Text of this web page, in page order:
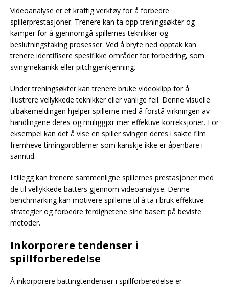
Videoanalyse er et kraftig verktøy for å forbedre
spillerprestasjoner. Trenere kan ta opp treningsøkter og
kamper for å gjennomgå spillernes teknikker og
beslutningstaking prosesser. Ved å bryte ned opptak kan
trenere identifisere spesifikke områder for forbedring, som
svingmekanikk eller pitchgjenkjenning.
Under treningsøkter kan trenere bruke videoklipp for å
illustrere vellykkede teknikker eller vanlige feil. Denne visuelle
tilbakemeldingen hjelper spillerne med å forstå virkningen av
handlingene deres og muliggjør mer effektive korreksjoner. For
eksempel kan det å vise en spiller svingen deres i sakte film
fremheve timingproblemer som kanskje ikke er åpenbare i
sanntid.
I tillegg kan trenere sammenligne spillernes prestasjoner med
de til vellykkede batters gjennom videoanalyse. Denne
benchmarking kan motivere spillerne til å ta i bruk effektive
strategier og forbedre ferdighetene sine basert på beviste
metoder.
Inkorporere tendenser i
spillforberedelse
Å inkorporere battingtendenser i spillforberedelse er